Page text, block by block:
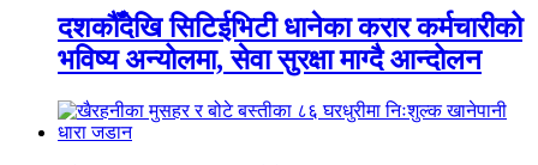
दशकौँदेखि सिटिईभिटी धानेका करार कर्मचारीको
भविष्य अन्योलमा, सेवा सुरक्षा माग्दै आन्दोलन